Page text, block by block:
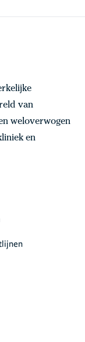
van
weloverwogen
en